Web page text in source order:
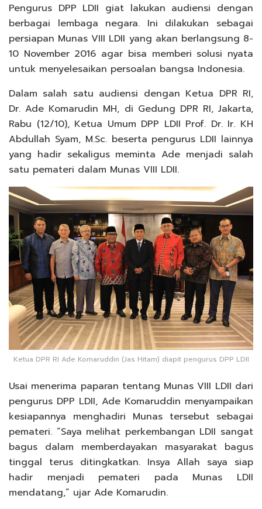
Pengurus DPP LDII giat lakukan audiensi dengan
berbagai lembaga negara. Ini dilakukan sebagai
persiapan Munas VIII LDII yang akan berlangsung 8-
10 November 2016 agar bisa memberi solusi nyata
untuk menyelesaikan persoalan bangsa Indonesia.
Dalam salah satu audiensi dengan Ketua DPR RI,
Dr. Ade Komarudin MH, di Gedung DPR RI, Jakarta,
Rabu (12/10), Ketua Umum DPP LDII Prof. Dr. Ir. KH
Abdullah Syam, M.Sc. beserta pengurus LDII lainnya
yang hadir sekaligus meminta Ade menjadi salah
satu pemateri dalam Munas VIII LDII.
Ketua DPR RI Ade Komaruddin (Jas Hitam) diapit pengurus DPP LDII
Usai menerima paparan tentang Munas VIII LDII dari
pengurus DPP LDII, Ade Komaruddin menyampaikan
kesiapannya menghadiri Munas tersebut sebagai
pemateri. “Saya melihat perkembangan LDII sangat
bagus dalam memberdayakan masyarakat bagus
tinggal terus ditingkatkan. Insya Allah saya siap
hadir menjadi pemateri pada Munas LDII
mendatang,” ujar Ade Komarudin.